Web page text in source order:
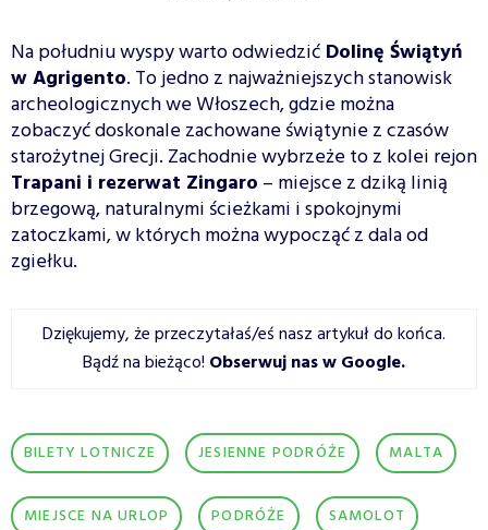
Na południu wyspy warto odwiedzić Dolinę Świątyń
w Agrigento. To jedno z najważniejszych stanowisk
archeologicznych we Włoszech, gdzie można
zobaczyć doskonale zachowane świątynie z czasów
starożytnej Grecji. Zachodnie wybrzeże to z kolei rejon
Trapani i rezerwat Zingaro – miejsce z dziką linią
brzegową, naturalnymi ścieżkami i spokojnymi
zatoczkami, w których można wypocząć z dala od
zgiełku.
Dziękujemy, że przeczytałaś/eś nasz artykuł do końca.
Bądź na bieżąco! Obserwuj nas w Google.
BILETY LOTNICZE JESIENNE PODRÓŻE MALTA
MIEJSCE NA URLOP PODRÓŻE SAMOLOT